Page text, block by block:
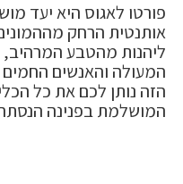
פורטו לאגוס היא יעד
אותנטית הרחק
ליהנות מהטבע
המעולה והאנשים
הזה נותן לכם את כל
המושלמת בפנינה